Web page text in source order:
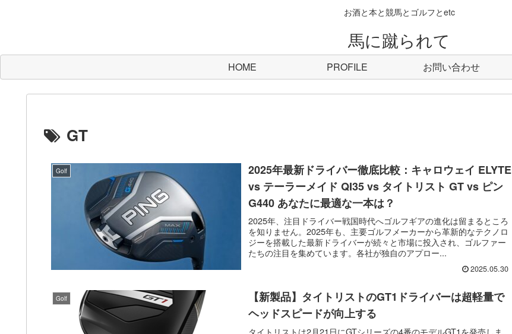
お酒と本と競馬とゴルフとetc
馬に蹴られて
HOME PROFILE お問い合わせ
GT
Golf
2025年最新ドライバー徹底比較：キャロウェイ ELYTE
vs テーラーメイド QI35 vs タイトリスト GT vs ピン
G440 あなたに最適な一本は？
2025年、注目ドライバー戦国時代へゴルフギアの進化は留まるところ
を知りません。2025年も、主要ゴルフメーカーから革新的なテクノロ
ジーを搭載した最新ドライバーが続々と市場に投入され、ゴルファー
たちの注目を集めています。各社が独自のアプロー...
2025.05.30
Golf
【新製品】タイトリストのGT1ドライバーは超軽量で
ヘッドスピードが向上する
タイトリストは2月21日にGTシリーズの4番のモデルGT1を発売しま